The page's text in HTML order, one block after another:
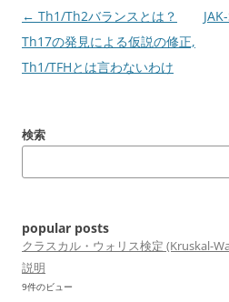
投
稿
ナ
ー
← Th1/Th2バランスとは？
Th17の発見による仮説の修正,
Th1/TFHとは言わないわけ
検索
popular posts
クラスカル・ウォリス検定 (Kruskal-
説明
9件のビュー